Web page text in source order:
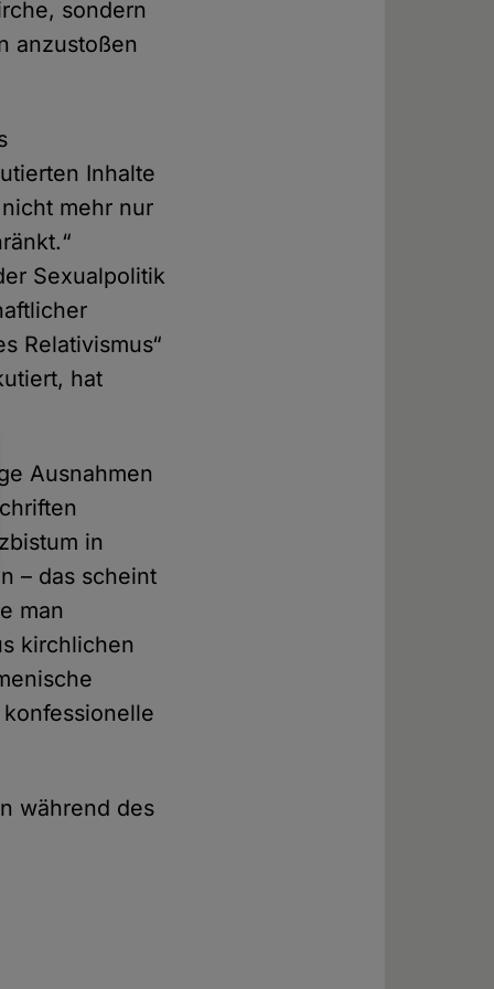
sondern
anzustoßen
Inhalte
mehr nur
Sexualpolitik
Relativismus“
hat
Ausnahmen
in
– das scheint
man
kirchlichen
während des